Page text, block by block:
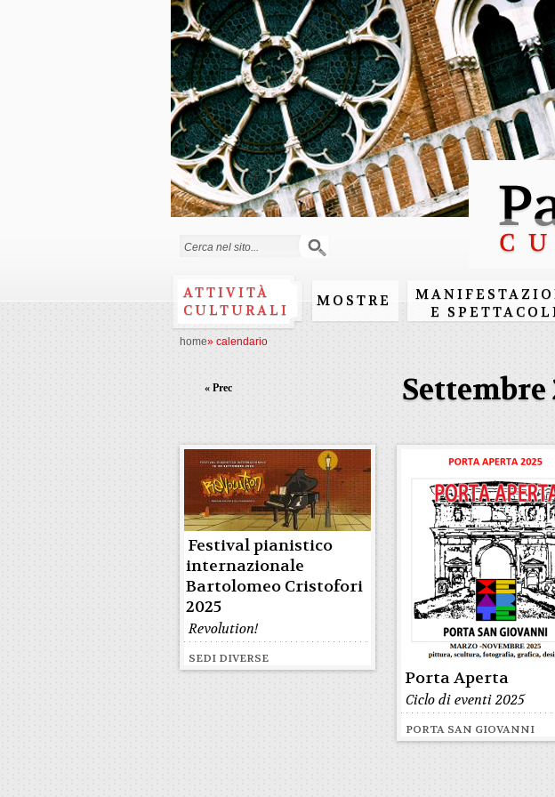
Form di ricerca
ATTIVITÀ
CULTURALI
MOSTRE
E
home» calendario
Settembre
« Prec
Festival pianistico
internazionale
Bartolomeo Cristofori
2025
Revolution!
SEDI DIVERSE
Porta Aperta
Ciclo di eventi 2025
PORTA SAN GIOVANNI